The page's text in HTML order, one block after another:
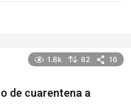
1.8k 82 16
de cuarentena a